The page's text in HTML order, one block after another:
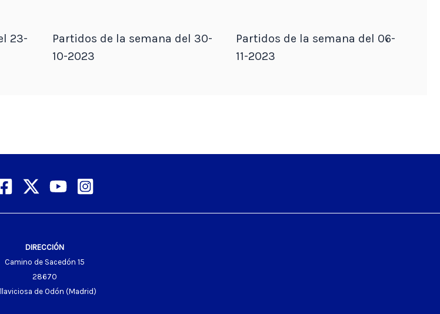
23-
Partidos de la semana del 30-
10-2023
Partidos de la semana del 06-
11-2023
DIRECCIÓN
Camino de Sacedón 15
28670
de Odón (Madrid)